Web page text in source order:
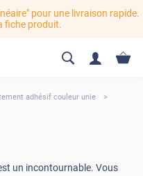
pour une livraison rapide.
fiche produit.
adhésif couleur unie
un incontournable. Vous